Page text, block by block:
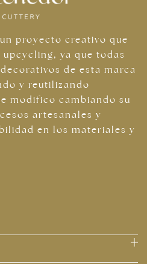
proyecto creativo que
ya que todas
de esta marca
y reutilizando
modifico cambiando su
artesanales y
en los materiales y